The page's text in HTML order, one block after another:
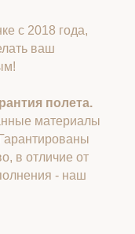
с 2018 года,
ваш
полета.
материалы
в отличие от
- наш